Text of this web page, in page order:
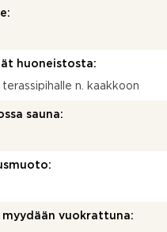
huoneistosta:
n. kaakkoon
sauna:
myydään vuokrattuna: